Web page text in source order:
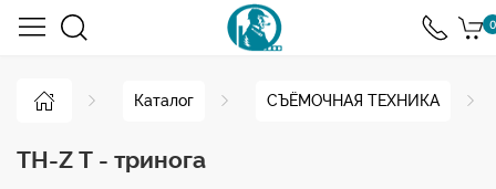
0
Каталог СЪЁМОЧНАЯ ТЕХНИКА
TH-Z T - тринога